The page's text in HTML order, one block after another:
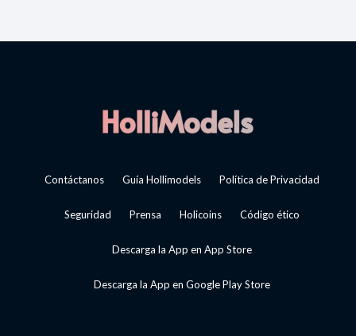
Contáctanos Guía Hollimodels Política de Privacidad
Seguridad Prensa Holicoins Código ético
Descarga la App en App Store
Descarga la App en Google Play Store